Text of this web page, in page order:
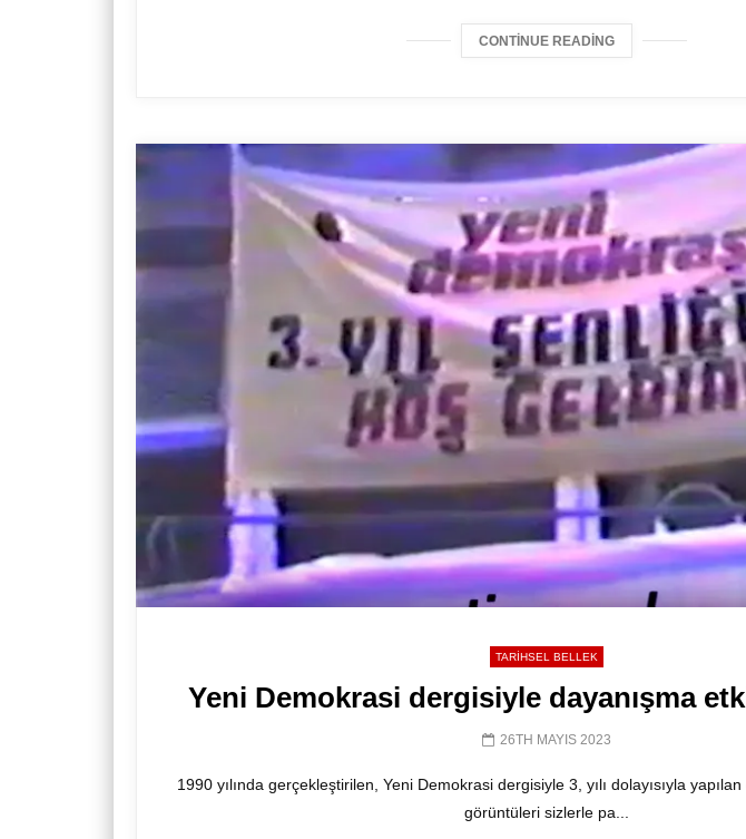
CONTINUE READING
TARIHSEL BELLEK
Yeni Demokrasi dergisiyle dayanışma
26TH MAYIS 2023
1990 yılında gerçekleştirilen, Yeni Demokrasi dergisiyle 3, yılı dolayısıyla
görüntüleri sizlerle pa...